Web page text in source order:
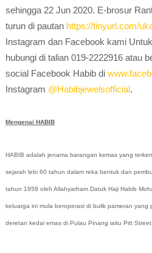
sehingga 22 Jun 2020. E-brosur
turun di pautan https://tinyurl.com/
Instagram dan Facebook kami
hubungi di talian 019-2222916 atau
social Facebook Habib di
Instagram @Habibjewelsofficial.
Mengenai HABIB
HABIB adalah jenama barangan kemas yang
sejarah lebi 60 tahun dalam reka bentuk dan
tahun 1958 oleh Allahyarham Datuk Haji Habib
keluarga ini mula beroperasi di bulik pameran
deretan kedai emas di Pulau Pinang iaitu Pitt Street.